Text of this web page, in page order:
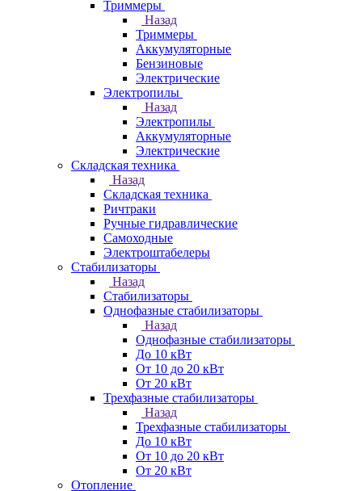
Триммеры
Назад
Триммеры
Аккумуляторные
Бензиновые
Электрические
Электропилы
Назад
Электропилы
Аккумуляторные
Электрические
Складская техника
Назад
Складская техника
Ричтраки
Ручные гидравлические
Самоходные
Электроштабелеры
Стабилизаторы
Назад
Стабилизаторы
Однофазные стабилизаторы
Назад
Однофазные стабилизаторы
До 10 кВт
От 10 до 20 кВт
От 20 кВт
Трехфазные стабилизаторы
Назад
Трехфазные стабилизаторы
До 10 кВт
От 10 до 20 кВт
От 20 кВт
Отопление